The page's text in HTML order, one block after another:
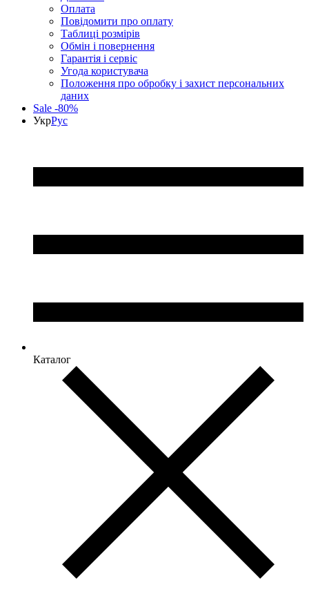
Оплата
Повідомити про оплату
Таблиці розмірів
Обмін і повернення
Гарантія і сервіс
Угода користувача
Положення про обробку і захист персональних
даних
Sale -80%
УкрРус
Каталог